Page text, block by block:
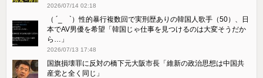
2026/07/14 02:18
（ ´_ゝ`）性的暴行複数回で実刑歴ありの韓国人歌手（50）、日
本でAV男優を希望「韓国じゃ仕事を見つけるのは大変そうだか
ら…」
2026/07/13 17:48
国旗損壊罪に反対の橋下元大阪市長「維新の政治思想は中国共
産党と全く同じ」